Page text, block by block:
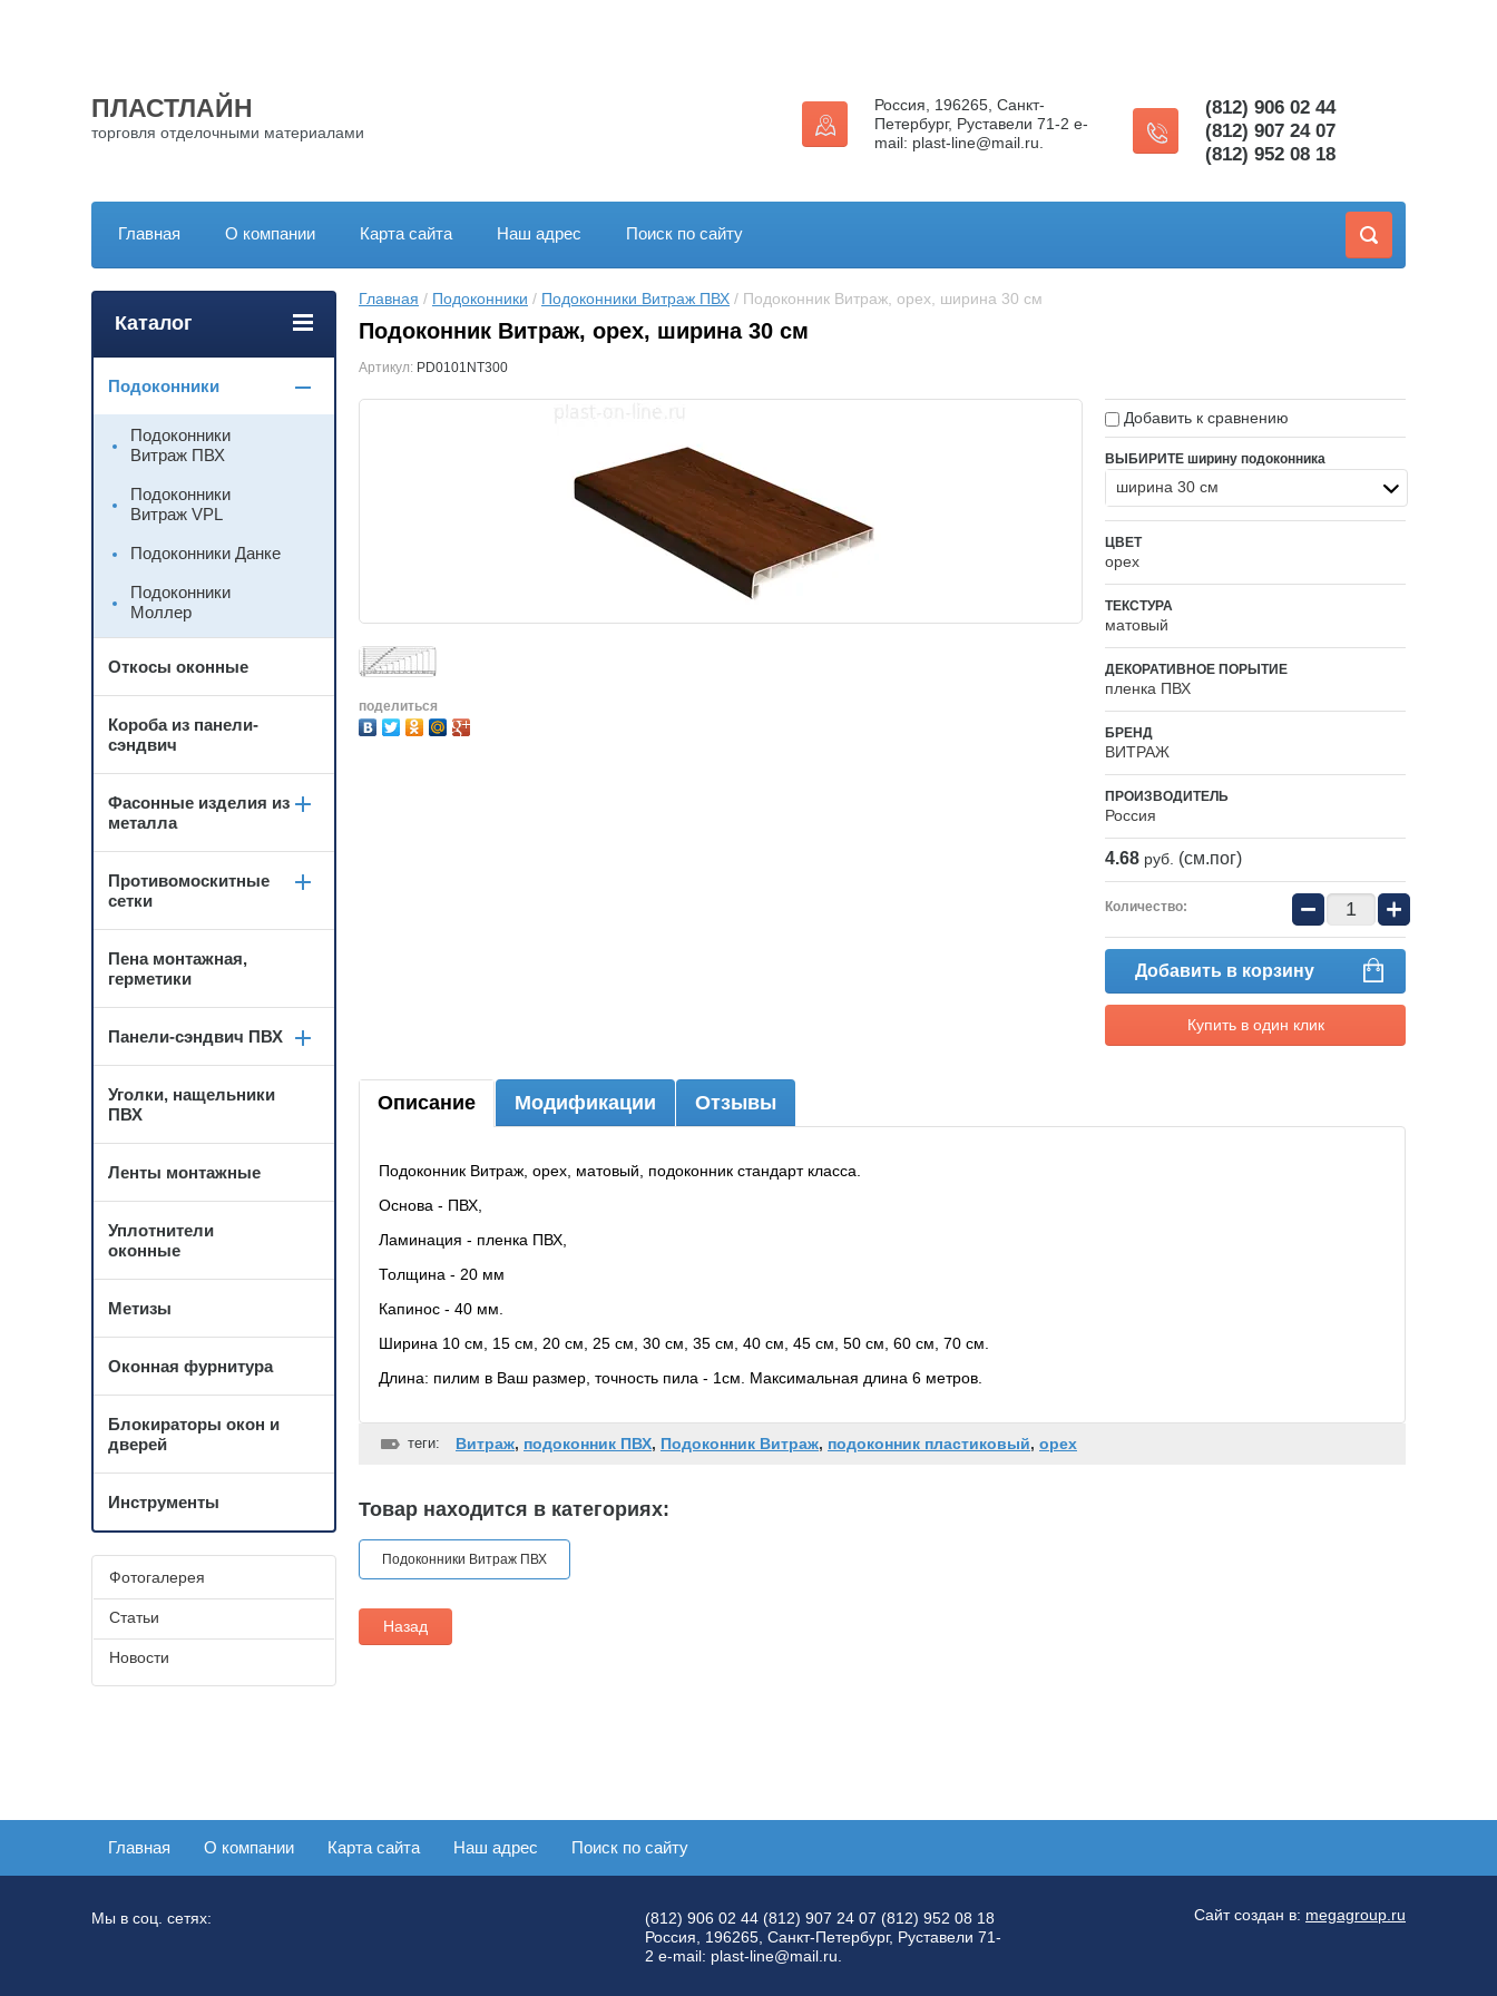
ПЛАСТЛАЙН
торговля отделочными материалами
(812) 906 02 44
(812) 907 24 07
(812) 952 08 18
Россия, 196265, Санкт-
Петербург, Руставели 71-2 e-
mail: plast-line@mail.ru.
Главная О компании Карта сайта Наш адрес Поиск по сайту
Главная / Подоконники / Подоконники Витраж ПВХ / Подоконник Витраж, орех, ширина 30 см
Подоконник Витраж, орех, ширина 30 см
Артикул: PD0101NT300
поделиться
Добавить к сравнению
ВЫБИРИТЕ ширину подоконника
ширина 30 см
ЦВЕТ
орех
ТЕКСТУРА
матовый
ДЕКОРАТИВНОЕ ПОРЫТИЕ
пленка ПВХ
БРЕНД
ВИТРАЖ
ПРОИЗВОДИТЕЛЬ
Россия
4.68 руб. (см.пог)
Количество: − +
Добавить в корзину
Купить в один клик
Описание Модификации Отзывы
Подоконник Витраж, орех, матовый, подоконник стандарт класса.
Основа - ПВХ,
Ламинация - пленка ПВХ,
Толщина - 20 мм
Капинос - 40 мм.
Ширина 10 см, 15 см, 20 см, 25 см, 30 см, 35 см, 40 см, 45 см, 50 см, 60 см, 70 см.
Длина: пилим в Ваш размер, точность пила - 1см. Максимальная длина 6 метров.
теги: Витраж, подоконник ПВХ, Подоконник Витраж, подоконник пластиковый, орех
Товар находится в категориях:
Подоконники Витраж ПВХ
Назад
Каталог
Подоконники
Подоконники
Витраж ПВХ
Подоконники
Витраж VPL
Подоконники Данке
Подоконники
Моллер
Откосы оконные
Короба из панели-
сэндвич
Фасонные изделия из
металла
Противомоскитные
сетки
Пена монтажная,
герметики
Панели-сэндвич ПВХ
Уголки, нащельники
ПВХ
Ленты монтажные
Уплотнители
оконные
Метизы
Оконная фурнитура
Блокираторы окон и
дверей
Инструменты
Фотогалерея
Статьи
Новости
Главная О компании Карта сайта Наш адрес Поиск по сайту
(812) 906 02 44 (812) 907 24 07 (812) 952 08 18
Россия, 196265, Санкт-Петербург, Руставели 71-
2 e-mail: plast-line@mail.ru.
Мы в соц. сетях: Сайт создан в: megagroup.ru